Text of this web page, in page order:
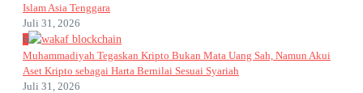
Islam Asia Tenggara
Juli 31, 2026
6
Muhammadiyah Tegaskan Kripto Bukan Mata Uang Sah, Namun Akui
Aset Kripto sebagai Harta Bernilai Sesuai Syariah
Juli 31, 2026